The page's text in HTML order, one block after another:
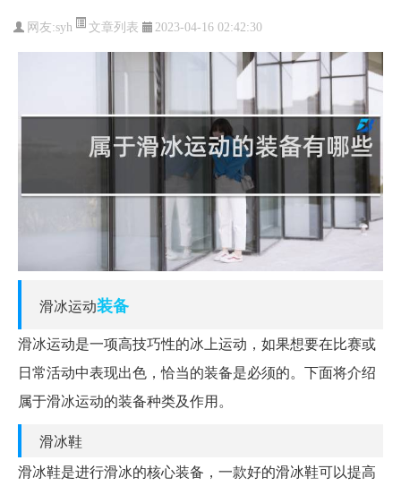
网友:syh 文章列表 2023-04-16 02:42:30
滑冰运动装备
滑冰运动是一项高技巧性的冰上运动，如果想要在比赛或
日常活动中表现出色，恰当的装备是必须的。下面将介绍
属于滑冰运动的装备种类及作用。
滑冰鞋
滑冰鞋是进行滑冰的核心装备，一款好的滑冰鞋可以提高